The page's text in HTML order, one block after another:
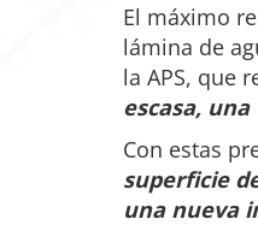
El máximo
lámina de
la APS, que
escasa,
Con estas
superficie
una nueva